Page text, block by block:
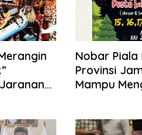
Nobar Piala
Provinsi
Mampu